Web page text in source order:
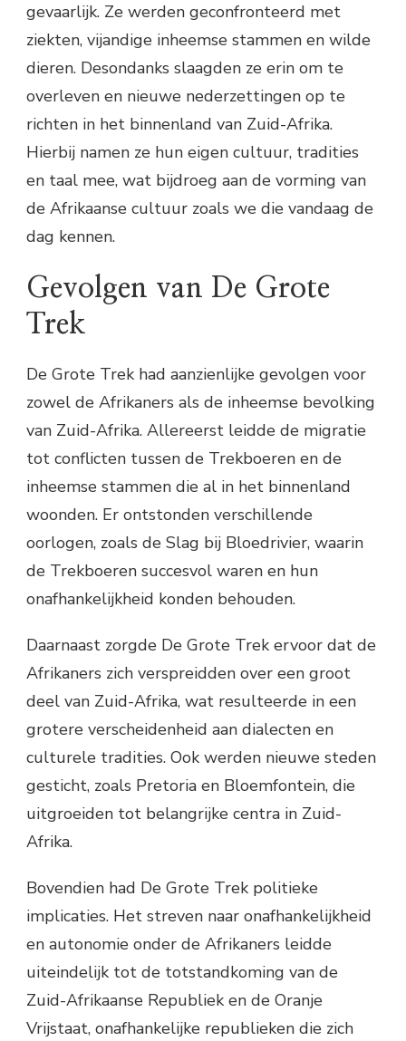
gevaarlijk. Ze werden geconfronteerd met
ziekten, vijandige inheemse stammen en wilde
dieren. Desondanks slaagden ze erin om te
overleven en nieuwe nederzettingen op te
richten in het binnenland van Zuid-Afrika.
Hierbij namen ze hun eigen cultuur, tradities
en taal mee, wat bijdroeg aan de vorming van
de Afrikaanse cultuur zoals we die vandaag de
dag kennen.
Gevolgen van De Grote
Trek
De Grote Trek had aanzienlijke gevolgen voor
zowel de Afrikaners als de inheemse bevolking
van Zuid-Afrika. Allereerst leidde de migratie
tot conflicten tussen de Trekboeren en de
inheemse stammen die al in het binnenland
woonden. Er ontstonden verschillende
oorlogen, zoals de Slag bij Bloedrivier, waarin
de Trekboeren succesvol waren en hun
onafhankelijkheid konden behouden.
Daarnaast zorgde De Grote Trek ervoor dat de
Afrikaners zich verspreidden over een groot
deel van Zuid-Afrika, wat resulteerde in een
grotere verscheidenheid aan dialecten en
culturele tradities. Ook werden nieuwe steden
gesticht, zoals Pretoria en Bloemfontein, die
uitgroeiden tot belangrijke centra in Zuid-
Afrika.
Bovendien had De Grote Trek politieke
implicaties. Het streven naar onafhankelijkheid
en autonomie onder de Afrikaners leidde
uiteindelijk tot de totstandkoming van de
Zuid-Afrikaanse Republiek en de Oranje
Vrijstaat, onafhankelijke republieken die zich